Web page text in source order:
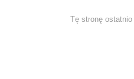
Tę stronę